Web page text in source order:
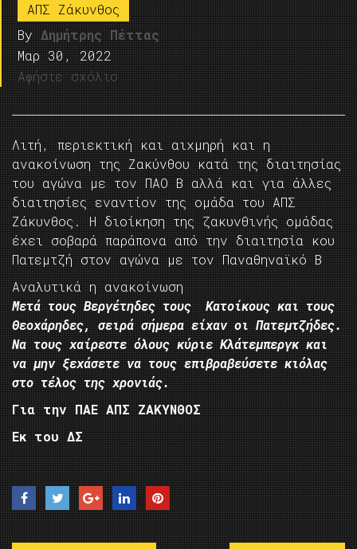
ΑΠΣ Ζάκυνθος
By Δημήτρης Πέττας
Μαρ 30, 2022
Αφήστε σχόλιο
Λιτή, περιεκτική και αιχμηρή και η
ανακοίνωση της Ζακύνθου κατά της διαιτησίας
του αγώνα με τον ΠΑΟ Β αλλά και για άλλες
διαιτησίες εναντίον της ομάδα του ΑΠΣ
Ζάκυνθος. Η διοίκηση της ζακυνθινής ομάδας
έχει σοβαρά παράπονα από την διαιτησία κου
Πατεμτζή στον αγώνα με τον Παναθηναϊκό Β
Αναλυτικά η ανακοίνωση
Μετά τους Βεργέτηδες τους Κατοίκους και τους
Θεοχάρηδες, σειρά σήμερα είχαν οι Πατεμτζήδες.
Να τους χαίρεστε όλους κύριε Κλάτεμπεργκ και
να μην ξεχάσετε να τους επιβραβεύσετε κιόλας
στο τέλος της χρονιάς.
Για την ΠΑΕ ΑΠΣ ΖΑΚΥΝΘΟΣ
Εκ του ΔΣ